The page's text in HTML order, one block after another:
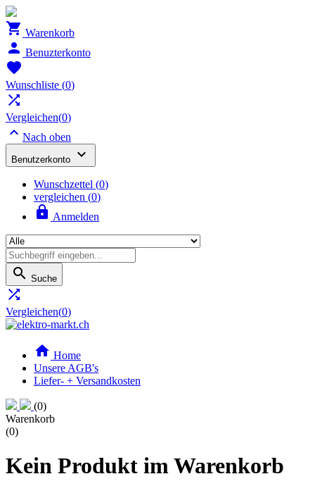
 Warenkorb
 Benuzterkonto

Wunschliste (0)

Vergleichen(0)
 Nach oben
Benutzerkonto 
Wunschzettel (0)
vergleichen (0)
 Anmelden
 Suche

Vergleichen(0)
 Home
Unsere AGB's
Liefer- + Versandkosten
(0)
Warenkorb
(0)
Kein Produkt im Warenkorb